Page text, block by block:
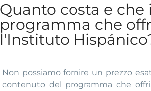
Quanto costa e che
programma che
l'Instituto
Non possiamo fornire un prezzo
contenuto del programma che